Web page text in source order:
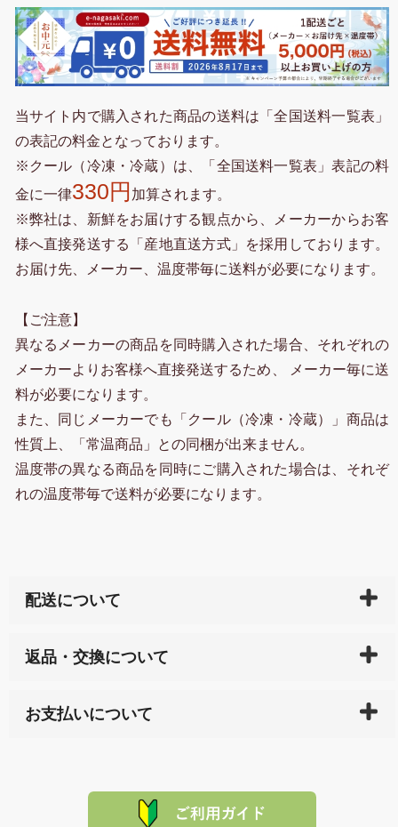
当サイト内で購入された商品の送料は「全国送料一覧表」
の表記の料金となっております。
※クール（冷凍・冷蔵）は、「全国送料一覧表」表記の料
金に一律330円 加算されます。
※弊社は、新鮮をお届けする観点から、メーカーからお客
様へ直接発送する「産地直送方式」を採用しております。
お届け先、メーカー、温度帯毎に送料が必要になります。
【ご注意】
異なるメーカーの商品を同時購入された場合、それぞれの
メーカーよりお客様へ直接発送するため、 メーカー毎に送
料が必要になります。
また、同じメーカーでも「クール（冷凍・冷蔵）」商品は
性質上、「常温商品」との同梱が出来ません。
温度帯の異なる商品を同時にご購入された場合は、それぞ
れの温度帯毎で送料が必要になります。
配送について
天ペイ」の方はご注文受付後）、 長崎県下全域に点在
サイト内で購入された商品の送料は、こちらの
全国送
れの生産メーカーからお客様の元へ直送いたしますの
返品・交換について
または配送途中の 事故などで不都合が生じている場合
品代金を返金いたします。）
その際は誠に申し訳ありませんが、当協会までご注文
お支払いについて
た場合、お客様からの ご入金を確認した後で、商品を